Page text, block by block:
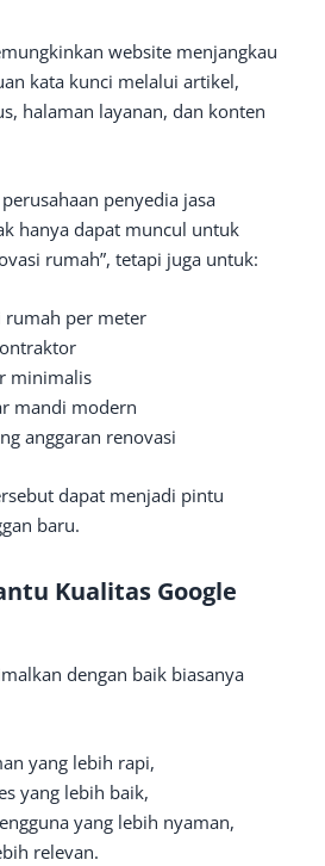
website menjangkau
kata kunci melalui artikel,
halaman layanan, dan konten
penyedia jasa
hanya dapat muncul untuk
rumah”, tetapi juga untuk:
rumah per meter
minimalis
mandi modern
anggaran renovasi
dapat menjadi pintu
baru.
Kualitas Google
dengan baik biasanya
yang lebih rapi,
yang lebih baik,
yang lebih nyaman,
relevan.